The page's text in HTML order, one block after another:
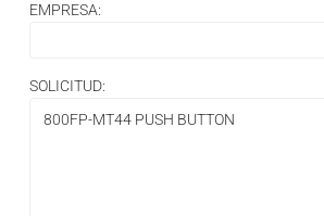
EMPRESA:
SOLICITUD: